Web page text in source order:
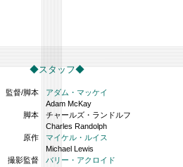
◆スタッフ◆
監督/脚本
アダム・マッケイ
Adam McKay
脚本
チャールズ・ランドルフ
Charles Randolph
原作
マイケル・ルイス
Michael Lewis
撮影監督
バリー・アクロイド